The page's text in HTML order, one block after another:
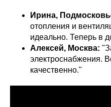
Ирина,
отопления и
идеально. Теперь в
Алексей, Москва:
электроснабжения.
качественно."